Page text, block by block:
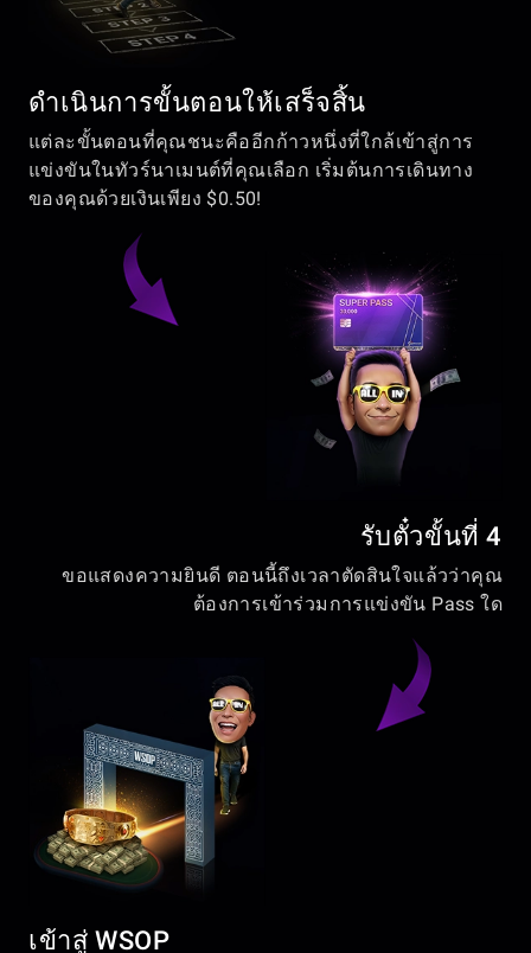
ดำเนินการขั้นตอนให้เสร็จสิ้น
แต่ละขั้นตอนที่คุณชนะคืออีกก้าวหนึ่งที่ใกล้เข้าสู่การ
แข่งขันในทัวร์นาเมนต์ที่คุณเลือก เริ่มต้นการเดินทาง
ของคุณด้วยเงินเพียง $0.50!
รับตั๋วขั้นที่ 4
ขอแสดงความยินดี ตอนนี้ถึงเวลาตัดสินใจแล้วว่าคุณ
ต้องการเข้าร่วมการแข่งขัน Pass ใด
เข้าสู่ WSOP